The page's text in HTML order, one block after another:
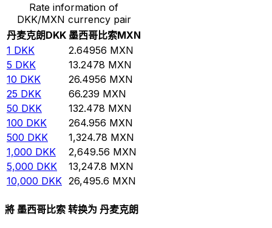
Rate information of
DKK/MXN currency pair
丹麦克朗DKK 墨西哥比索MXN
1 DKK 2.64956 MXN
5 DKK 13.2478 MXN
10 DKK 26.4956 MXN
25 DKK 66.239 MXN
50 DKK 132.478 MXN
100 DKK 264.956 MXN
500 DKK 1,324.78 MXN
1,000 DKK 2,649.56 MXN
5,000 DKK 13,247.8 MXN
10,000 DKK 26,495.6 MXN
將 墨西哥比索 转换为 丹麦克朗